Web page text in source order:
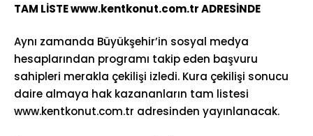
TAM LİSTE www.kentkonut.com.tr ADRESİNDE
Aynı zamanda Büyükşehir’in sosyal medya
hesaplarından programı takip eden başvuru
sahipleri merakla çekilişi izledi. Kura çekilişi sonucu
daire almaya hak kazananların tam listesi
www.kentkonut.com.tr adresinden yayınlanacak.